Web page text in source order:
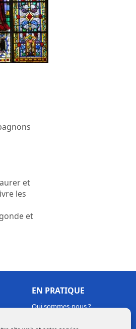
et
les
et
EN PRATIQUE
Qui sommes-nous ?